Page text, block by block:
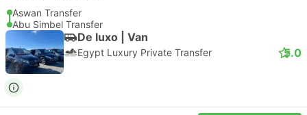
Aswan Transfer
Abu Simbel Transfer
De luxo | Van
Egypt Luxury Private Transfer 5.0